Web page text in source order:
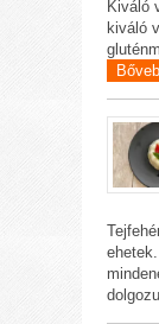
Kiváló
kiváló